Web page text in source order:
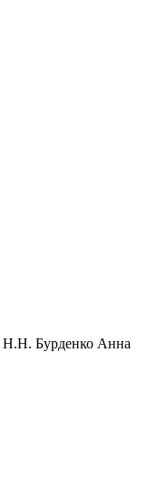
Н.Н. Бурденко Анна